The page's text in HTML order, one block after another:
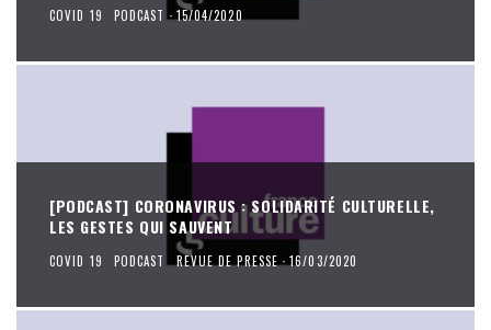
COVID 19 PODCAST · 15/04/2020
[PODCAST] CORONAVIRUS : SOLIDARITÉ CULTURELLE,
LES GESTES QUI SAUVENT
COVID 19 PODCAST REVUE DE PRESSE · 16/03/2020